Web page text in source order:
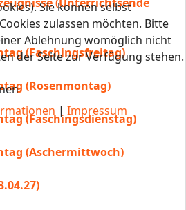
(Faschingsfreitag)
(Rosenmontag)
(Faschingsdienstag)
(Aschermittwoch)
Sie können selbst
zulassen möchten. Bitte
Ablehnung womöglich nicht
der Seite zur Verfügung stehen.
| Impressum